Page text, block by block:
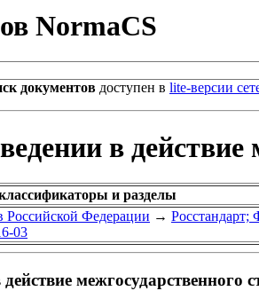
NormaCS
документов доступен в lite-версии
в действие
и разделы
Российской Федерации → Росстандарт;
03
межгосударственного